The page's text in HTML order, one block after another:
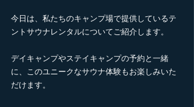
今日は、私たちのキャンプ場で提供しているテ
ントサウナレンタルについてご紹介します。
デイキャンプやステイキャンプの予約と一緒
に、このユニークなサウナ体験もお楽しみいた
だけます。